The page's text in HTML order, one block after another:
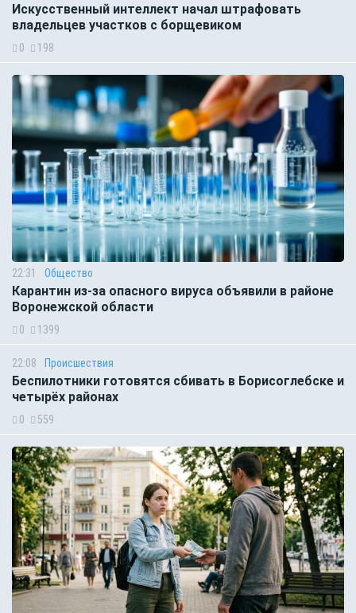
Искусственный интеллект начал штрафовать
владельцев участков с борщевиком
0 198
22:31 Общество
Карантин из-за опасного вируса объявили в районе
Воронежской области
0 1399
22:08 Происшествия
Беспилотники готовятся сбивать в Борисоглебске и
четырёх районах
0 559